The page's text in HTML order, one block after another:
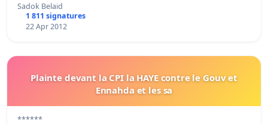
Sadok Belaid
1 811 signatures
22 Apr 2012
Plainte devant la CPI la HAYE contre le Gouv et
Ennahda et les sa
******